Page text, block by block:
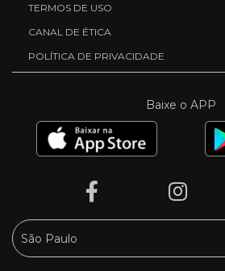
TERMOS DE USO
CANAL DE ÉTICA
POLÍTICA DE PRIVACIDADE
Baixe o APP